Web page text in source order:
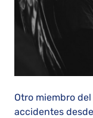
Otro miembro
accidentes